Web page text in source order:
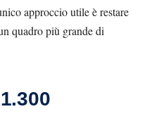
approccio utile è restare
quadro più grande di